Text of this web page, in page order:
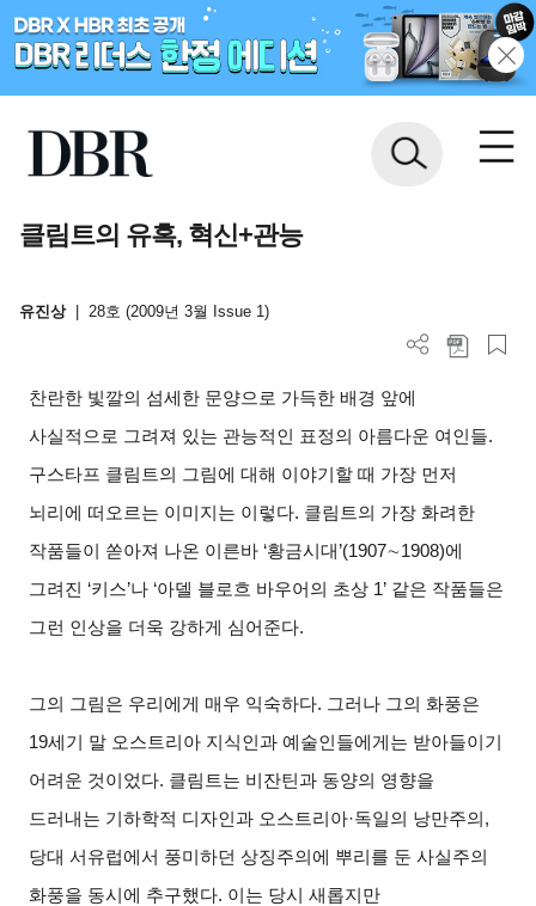
클림트의 유혹, 혁신+관능
유진상 28호 (2009년 3월 Issue 1)
찬란한 빛깔의 섬세한 문양으로 가득한 배경 앞에
사실적으로 그려져 있는 관능적인 표정의 아름다운 여인들.
구스타프 클림트의 그림에 대해 이야기할 때 가장 먼저
뇌리에 떠오르는 이미지는 이렇다. 클림트의 가장 화려한
작품들이 쏟아져 나온 이른바 ‘황금시대’(1907∼1908)에
그려진 ‘키스’나 ‘아델 블로흐 바우어의 초상 1’ 같은 작품들은
그런 인상을 더욱 강하게 심어준다.
그의 그림은 우리에게 매우 익숙하다. 그러나 그의 화풍은
19세기 말 오스트리아 지식인과 예술인들에게는 받아들이기
어려운 것이었다. 클림트는 비잔틴과 동양의 영향을
드러내는 기하학적 디자인과 오스트리아·독일의 낭만주의,
당대 서유럽에서 풍미하던 상징주의에 뿌리를 둔 사실주의
화풍을 동시에 추구했다. 이는 당시 새롭지만